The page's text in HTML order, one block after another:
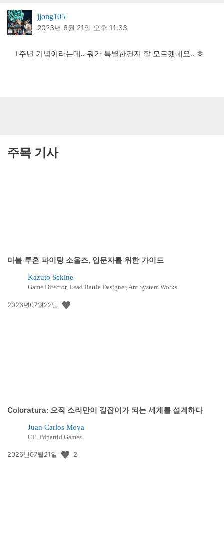
jjong105
2023년 6월 21일 오후 11:33
1주년 기념이라는데.. 뭐가 특별한건지 잘 모르겠네요.. ㅎ
주목 기사
마블 투혼 파이팅 소울즈, 입문자를 위한 가이드
Kazuto Sekine
Game Director, Lead Battle Designer, Arc System Works
공
2026년07월22일
Coloratura: 오직 소리만이 길잡이가 되는 세계를 설계하다
Juan Carlos Moya
CE, Pdpartid Games
공
2026년07월21일 2